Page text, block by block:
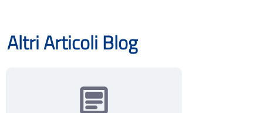
Altri Articoli Blog